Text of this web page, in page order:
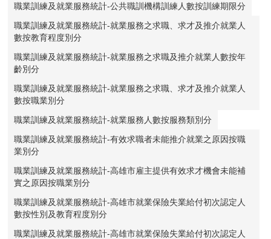
職業訓練及就業服務統計-公共職訓機構訓練人數按訓練期限分
職業訓練及就業服務統計-就業服務之求職、求才及推介就業人
數按教育程度別分
職業訓練及就業服務統計-就業服務之求職及推介就業人數按年
齡別分
職業訓練及就業服務統計-就業服務之求職、求才及推介就業人
數按職業別分
職業訓練及就業服務統計-就業服務人數按服務類別分
職業訓練及就業服務統計-有效求職者未能推介就業之原因按職
業別分
職業訓練及就業服務統計-高雄市雇主提供有效求才機會未能補
實之原因按職業別分
職業訓練及就業服務統計-高雄市就業保險失業給付初次認定人
數按性別及教育程度別分
職業訓練及就業服務統計-高雄市就業保險失業給付初次認定人